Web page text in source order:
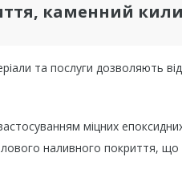
каменний
та послуги дозволяють
міцних
наливного покриття, що